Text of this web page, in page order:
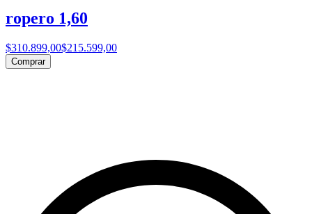
ropero 1,60
$310.899,00$215.599,00
Comprar